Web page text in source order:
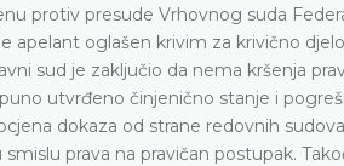
protiv presude Vrhovnog suda
apelant oglašen krivim za krivično
sud je zaključio da nema kršenja
utvrđeno činjenično stanje i
dokaza od strane redovnih
prava na pravičan postupak.